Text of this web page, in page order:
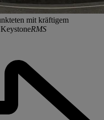
mit kräftigem
RMS